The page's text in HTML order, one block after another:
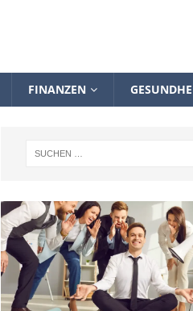
FINANZEN